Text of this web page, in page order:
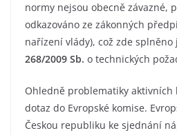
normy nejsou obecně závazné,
odkazováno ze zákonných
nařízení vlády), což zde splněno
268/2009 Sb. o technických
Ohledně problematiky aktivních
dotaz do Evropské komise.
Českou republiku ke sjednání